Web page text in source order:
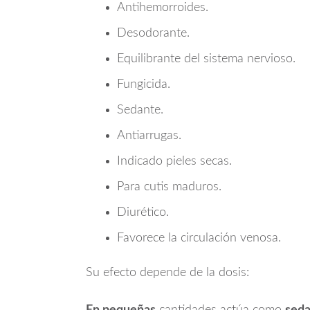
Antihemorroides.
Desodorante.
Equilibrante del sistema nervioso.
Fungicida.
Sedante.
Antiarrugas.
Indicado pieles secas.
Para cutis maduros.
Diurético.
Favorece la circulación venosa.
Su efecto depende de la dosis: